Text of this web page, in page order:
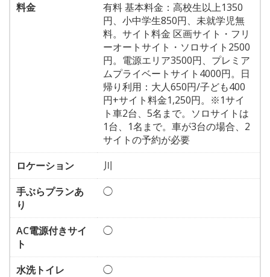
料金
有料 基本料金：高校生以上1350
円、小中学生850円、未就学児無
料。サイト料金 区画サイト・フリ
ーオートサイト・ソロサイト2500
円。電源エリア3500円、プレミア
ムプライベートサイト4000円。日
帰り利用：大人650円/子ども400
円+サイト料金1,250円。※1サイ
ト車2台、5名まで。ソロサイトは
1台、1名まで。車が3台の場合、2
サイトの予約が必要
ロケーション
川
手ぶらプランあ
り
◯
AC電源付きサイ
ト
◯
水洗トイレ
◯